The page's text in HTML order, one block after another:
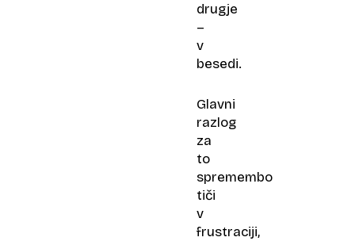
drugje
–
v
besedi.
Glavni
razlog
za
to
spremembo
tiči
v
frustraciji,